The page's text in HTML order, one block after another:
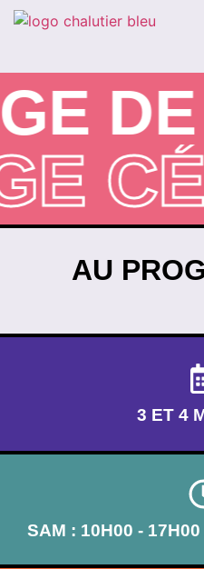
DE
AU
3 ET 4
SAM : 10H00 -